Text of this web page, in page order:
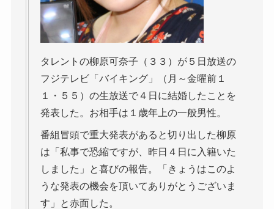
タレントの柳原可奈子（３３）が５日放送の
フジテレビ「バイキング」（月～金曜前１
１・５５）の生放送で４日に結婚したことを
発表した。お相手は１歳年上の一般男性。
番組冒頭で重大発表があると切り出した柳原
は「私事で恐縮ですが、昨日４日に入籍いた
しました」と喜びの報告。「きょうはこのよ
うな発表の機会を頂いてありがとうございま
す」と赤面した。